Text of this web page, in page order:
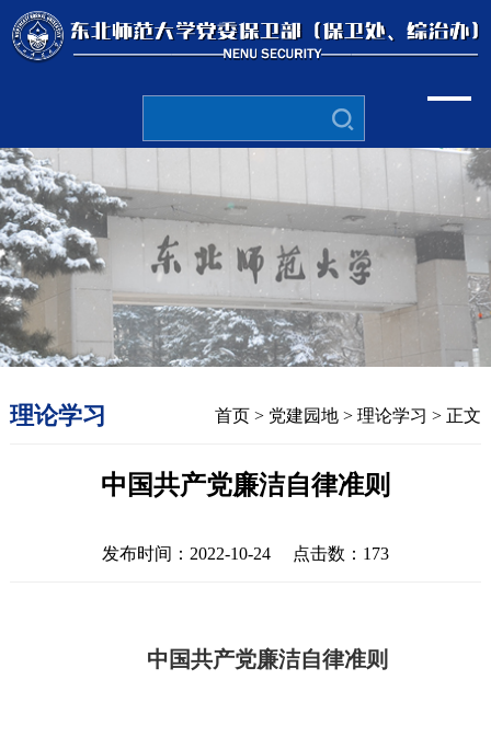
理论学习 首页 > 党建园地 >理论学习 > 正文
中国共产党廉洁自律准则
发布时间：2022-10-24 点击数： 173
中国共产党廉洁自律准则